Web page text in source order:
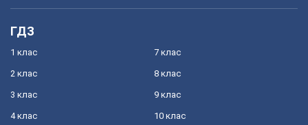
ГДЗ
1 клас
2 клас
3 клас
4 клас
7 клас
8 клас
9 клас
10 клас